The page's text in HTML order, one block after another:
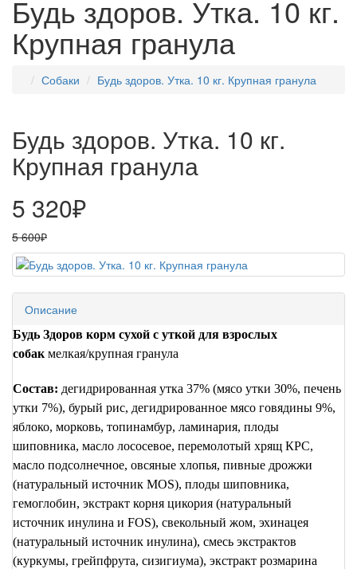
Будь здоров. Утка. 10 кг.
Крупная гранула
Собаки Будь здоров. Утка. 10 кг. Крупная гранула
Будь здоров. Утка. 10 кг.
Крупная гранула
5 320₽
5 600₽
Описание
Будь Здоров корм сухой с уткой для взрослых
собак мелкая/крупная гранула
Состав: дегидрированная утка 37% (мясо утки 30%, печень
утки 7%), бурый рис, дегидрированное мясо говядины 9%,
яблоко, морковь, топинамбур, ламинария, плоды
шиповника, масло лососевое, перемолотый хрящ КРС,
масло подсолнечное, овсяные хлопья, пивные дрожжи
(натуральный источник MOS), плоды шиповника,
гемоглобин, экстракт корня цикория (натуральный
источник инулина и FOS), свекольный жом, эхинацея
(натуральный источник инулина), смесь экстрактов
(куркумы, грейпфрута, сизигиума), экстракт розмарина